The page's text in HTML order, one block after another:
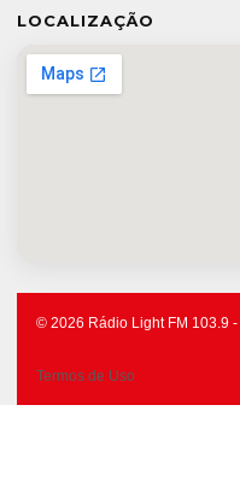
LOCALIZAÇÃO
© 2026 Rádio Light FM 103.9
Termos de Uso